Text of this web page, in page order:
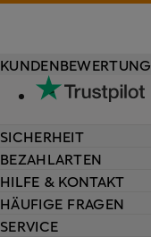
HILFE & KONTAKT
HÄUFIGE FRAGEN
SERVICE
KUNDENBEWERTUNG
SICHERHEIT
BEZAHLARTEN